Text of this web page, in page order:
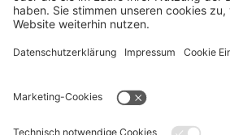
UNTERNEHMEN
INFORMATIONEN